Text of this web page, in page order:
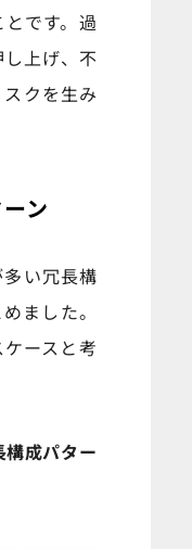
です。過
上げ、不
クを生み
ン
い冗長構
ました。
ースと考
成パター